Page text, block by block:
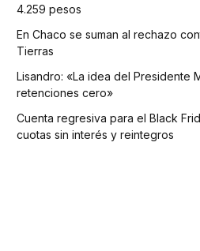
4.259 pesos
En Chaco se suman al rechazo
Tierras
Lisandro: «La idea del Presidente
retenciones cero»
Cuenta regresiva para el Black
cuotas sin interés y reintegros